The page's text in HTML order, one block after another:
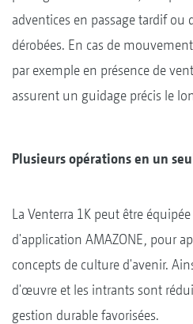
adventices en passage tardif ou
dérobées. En cas de
par exemple en présence de
assurent un guidage précis le
Plusieurs opérations en un
La Venterra 1K peut être
d'application AMAZONE, pour
concepts de culture d'avenir.
d'œuvre et les intrants sont
gestion durable favorisées.